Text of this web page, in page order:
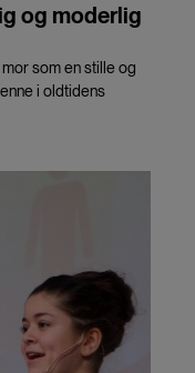
og moderlig
som en stille og
i oldtidens